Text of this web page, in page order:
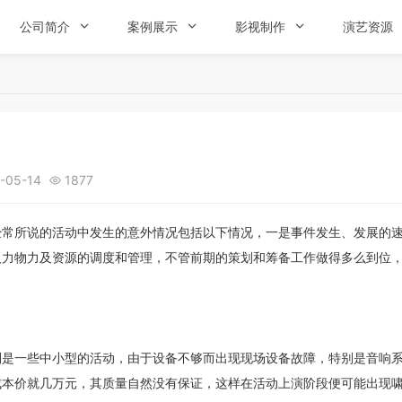
公司简介  案例展示  影视制作  演艺资源
05-14  1877
所说的活动中发生的意外情况包括以下情况，一是事件发生、发展的
物力及资源的调度和管理，不管前期的策划和筹备工作做得多么到位
一些中小型的活动，由于设备不够而出现现场设备故障，特别是音响
价就几万元，其质量自然没有保证，这样在活动上演阶段便可能出现